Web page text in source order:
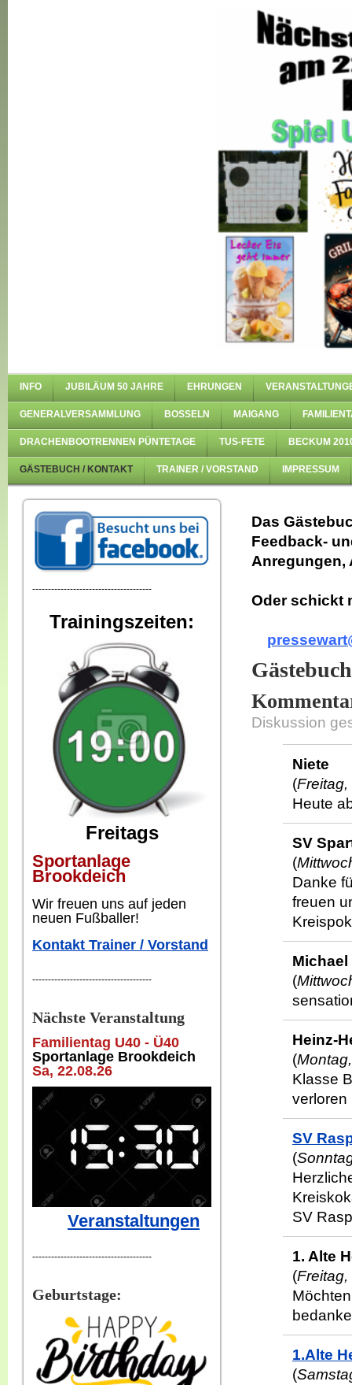
INFO JUBILÄUM 50 JAHRE EHRUNGEN
GENERALVERSAMMLUNG BOSSELN MAIGANG
DRACHENBOOTRENNEN PÜNTETAGE TUS-FETE BECKUM
GÄSTEBUCH / KONTAKT TRAINER / VORSTAND IMPRESSUM
--------------------------------------
Trainingszeiten:
Freitags
Sportanlage
Brookdeich
Wir freuen uns auf jeden
neuen Fußballer!
Kontakt Trainer / Vorstand
--------------------------------------
Nächste Veranstaltung
Familientag U40 - Ü40
Sportanlage Brookdeich
Sa, 22.08.26
Veranstaltungen
--------------------------------------
Geburtstage:
Das
Feedback-
Anregungen,
Oder schickt
Gästebuch
Diskussion
Niete
(
Heute
SV
(
Danke
freuen
Michael
(
Heinz-
(
Klasse
verloren
SV
(
SV
1. Alte
(
1.Alte
(